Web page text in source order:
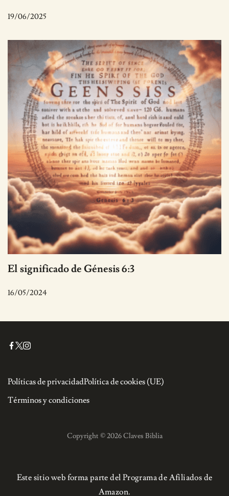
19/06/2025
El significado de Génesis 6:3
16/05/2024
Políticas de privacidadPolítica de cookies (UE)
Términos y condiciones
Copyright © 2026 Claves Biblia
Este sitio web forma parte del Programa de Afiliados de
Amazon.